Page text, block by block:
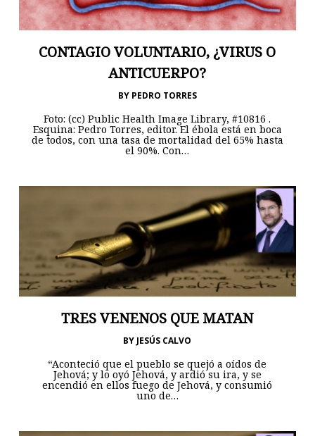
CONTAGIO VOLUNTARIO, ¿VIRUS O
ANTICUERPO?
BY PEDRO TORRES
Foto: (cc) Public Health Image Library, #10816 .
Esquina: Pedro Torres, editor. El ébola está en boca
de todos, con una tasa de mortalidad del 65% hasta
el 90%. Con…
TRES VENENOS QUE MATAN
BY JESÚS CALVO
“Aconteció que el pueblo se quejó a oídos de
Jehová; y lo oyó Jehová, y ardió su ira, y se
encendió en ellos fuego de Jehová, y consumió
uno de…